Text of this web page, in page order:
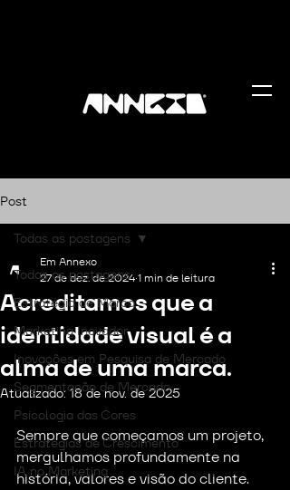
Post
Todas as postagens
Estratégia de Marca
Marketing Inovador
Inovações em Pesquisa de Mercado
Segmentação de Mercado
Psicologia das Cores
Estratégias de Crescimento
IA no Marketing
Todas as postagens
Acreditamos que a
identidade visual é a
alma de uma marca.
Em Annexo
27 de dez. de 2024 1 min de leitura
Atualizado:18 de nov. de 2025
Sempre que começamos um projeto,
mergulhamos profundamente na
história, valores e visão do cliente.